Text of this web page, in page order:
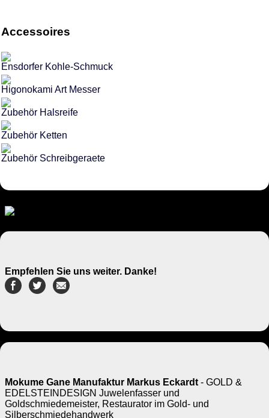
Accessoires
Ensdorfer Kohle-Schmuck
Higonokami Art Messer
Zubehör Halsreife
Zubehör Ketten
Zubehör Schreibgeraete
Empfehlen Sie uns weiter. Danke!
Mokume Gane Manufaktur Markus Eckardt - GOLD &
EDELSTEINDESIGN Juwelenfasser und
Goldschmiedemeister, Restaurator im Gold- und
Silberschmiedehandwerk